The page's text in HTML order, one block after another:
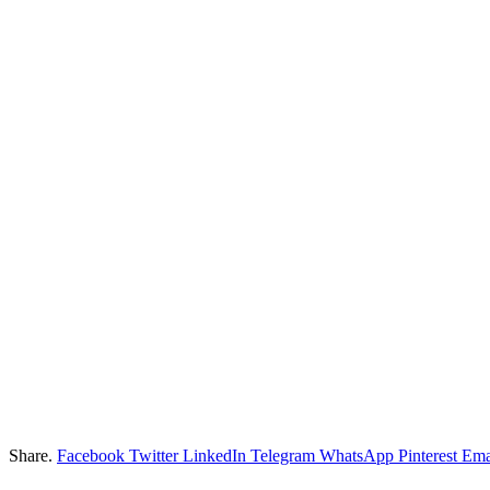
Share. Facebook Twitter LinkedIn Telegram WhatsApp Pinterest